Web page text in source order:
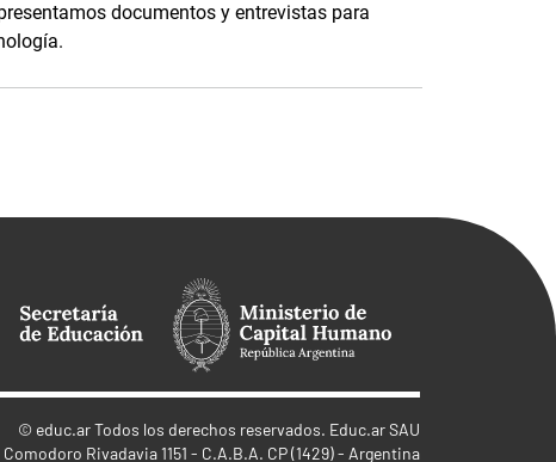
documentos y entrevistas para
© educ.arTodos los derechos reservados. Educ.ar SAU
Comodoro Rivadavia 1151 - C.A.B.A. CP (1429) - Argentina